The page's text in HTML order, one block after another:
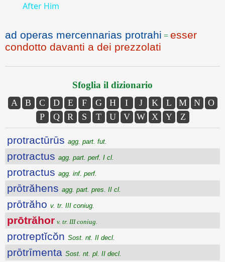
After Him
ad operas mercennarias protrahi = esser
condotto davanti a dei prezzolati
Sfoglia il dizionario
A B C D E F G H I J K L M N
O
P
Q R S T U V W X Y Z
protractūrūs agg. part. fut.
protractus agg. part. perf. I cl.
protractus agg. inf. perf.
prōtrăhens agg. part. pres. II cl.
prōtrăho v. tr. III coniug.
prōtrăhor v. tr. III coniug.
protreptĭcŏn Sost. nt. II decl.
prōtrīmenta Sost. nt. pl. II decl.